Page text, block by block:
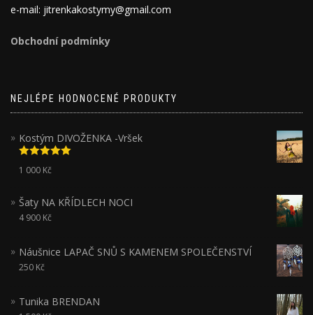
e-mail: jitrenkakostymy@gmail.com
Obchodní podmínky
NEJLÉPE HODNOCENÉ PRODUKTY
Kostým DIVOŽENKA -Vršek
Hodnocení
5.00z 5
1 000 Kč
Šaty NA KŘÍDLECH NOCI
4 900 Kč
Náušnice LAPAČ SNŮ S KAMENEM SPOLEČENSTVÍ
250 Kč
Tunika BRENDAN